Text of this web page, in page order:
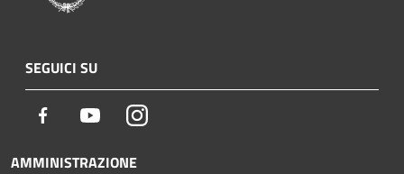
SEGUICI SU
Facebook YoutubeInstagram
AMMINISTRAZIONE